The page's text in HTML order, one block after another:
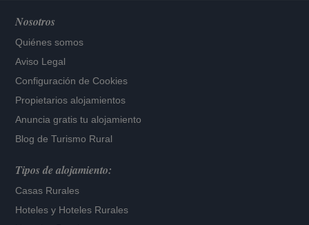
Nosotros
Quiénes somos
Aviso Legal
Configuración de Cookies
Propietarios alojamientos
Anuncia gratis tu alojamiento
Blog de Turismo Rural
Tipos de alojamiento:
Casas Rurales
Hoteles y Hoteles Rurales